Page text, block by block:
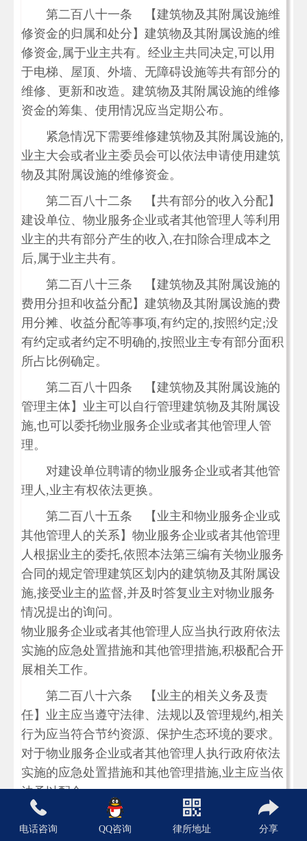
第二百八十一条 【建筑物及其附属设施维
修资金的归属和处分】建筑物及其附属设施的维
修资金,属于业主共有。经业主共同决定,可以用
于电梯、屋顶、外墙、无障碍设施等共有部分的
维修、更新和改造。建筑物及其附属设施的维修
资金的筹集、使用情况应当定期公布。
紧急情况下需要维修建筑物及其附属设施的,
业主大会或者业主委员会可以依法申请使用建筑
物及其附属设施的维修资金。
第二百八十二条 【共有部分的收入分配】
建设单位、物业服务企业或者其他管理人等利用
业主的共有部分产生的收入,在扣除合理成本之
后,属于业主共有。
第二百八十三条 【建筑物及其附属设施的
费用分担和收益分配】建筑物及其附属设施的费
用分摊、收益分配等事项,有约定的,按照约定;没
有约定或者约定不明确的,按照业主专有部分面积
所占比例确定。
第二百八十四条 【建筑物及其附属设施的
管理主体】业主可以自行管理建筑物及其附属设
施,也可以委托物业服务企业或者其他管理人管
理。
对建设单位聘请的物业服务企业或者其他管
理人,业主有权依法更换。
第二百八十五条 【业主和物业服务企业或
其他管理人的关系】物业服务企业或者其他管理
人根据业主的委托,依照本法第三编有关物业服务
合同的规定管理建筑区划内的建筑物及其附属设
施,接受业主的监督,并及时答复业主对物业服务
情况提出的询问。
物业服务企业或者其他管理人应当执行政府依法
实施的应急处置措施和其他管理措施,积极配合开
展相关工作。
第二百八十六条 【业主的相关义务及责
任】业主应当遵守法律、法规以及管理规约,相关
行为应当符合节约资源、保护生态环境的要求。
对于物业服务企业或者其他管理人执行政府依法
实施的应急处置措施和其他管理措施,业主应当依
法予以配合。
业主大会或者业主委员会,对任意弃置垃圾、
排放污染物或者噪声、违反规定饲养动物、违章
电话咨询 QQ咨询 律所地址 分享